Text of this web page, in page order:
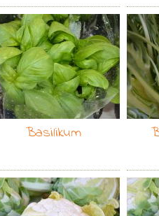
Basilikum